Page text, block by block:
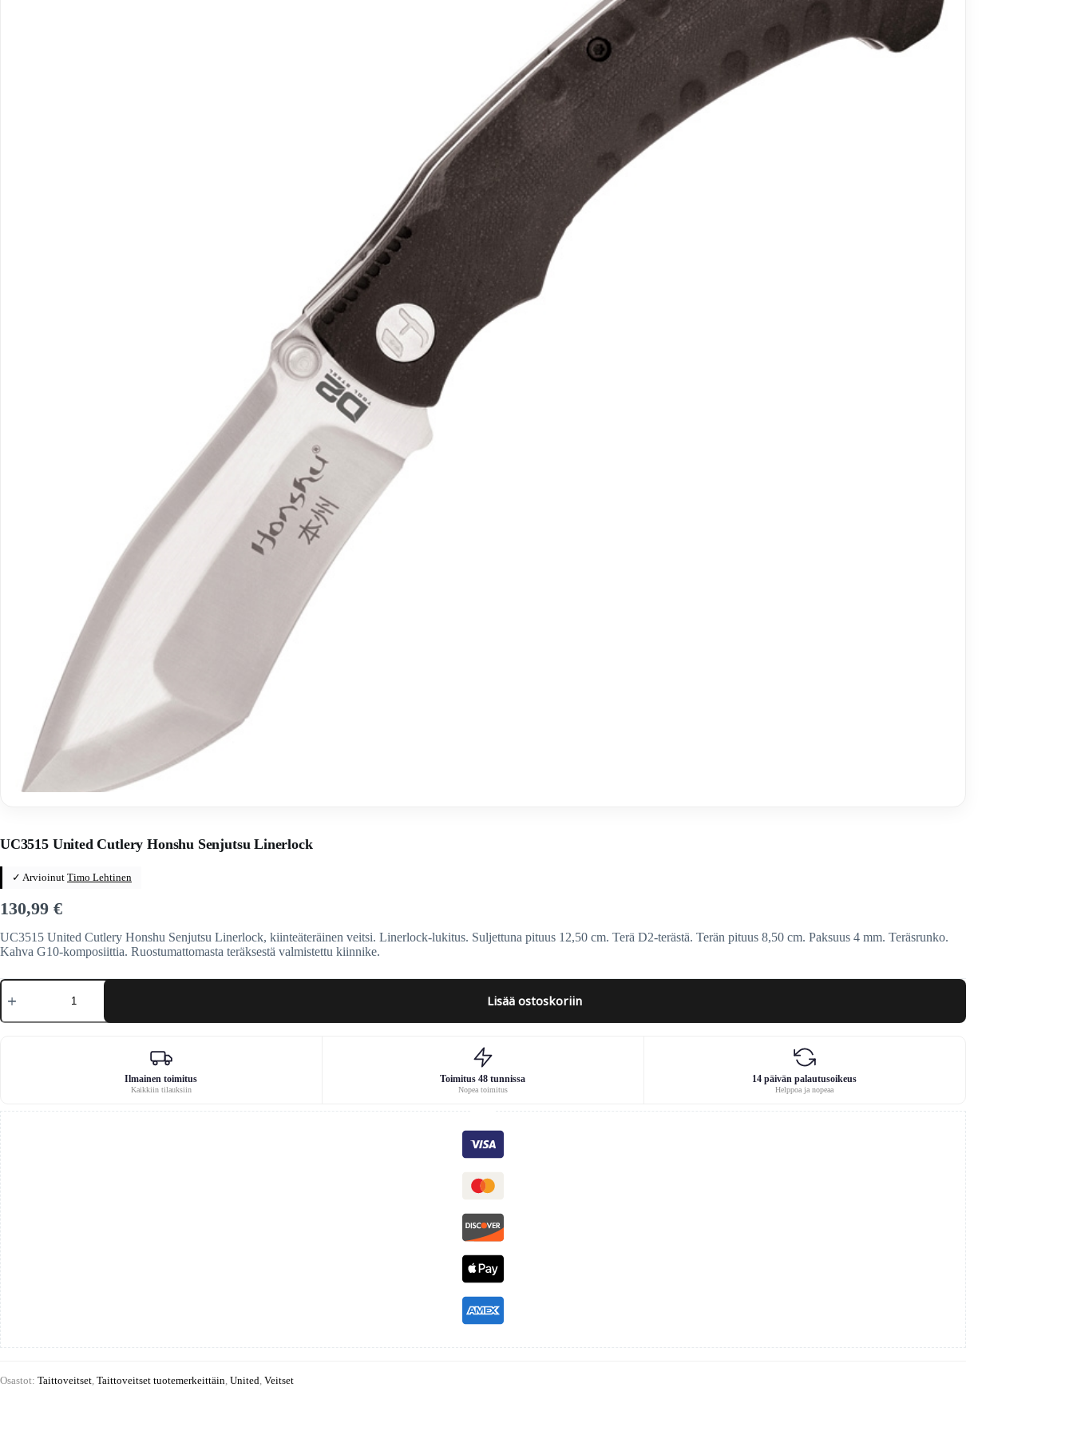
UC3515 United Cutlery Honshu Senjutsu Linerlock
✓ Arvioinut Timo Lehtinen
130,99 €
UC3515 United Cutlery Honshu Senjutsu Linerlock, kiinteäteräinen veitsi. Linerlock-lukitus. Suljettuna pituus 12,50 cm. Terä D2-terästä. Terän pituus 8,50 cm. Paksuus 4 mm. Teräsrunko.
Kahva G10-komposiittia. Ruostumattomasta teräksestä valmistettu kiinnike.
UC3515
United
Honshu
Lisää ostoskoriin
Ilmainen toimitus
Kaikkiin tilauksiin
Toimitus 48 tunnissa
Nopea toimitus
14 päivän palautusoikeus
Helppoa ja nopeaa
Osastot: Taittoveitset Taittoveitset tuotemerkeittäin United Veitset